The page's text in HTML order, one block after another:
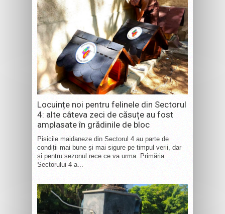
Locuințe noi pentru felinele din Sectorul
4: alte câteva zeci de căsuțe au fost
amplasate în grădinile de bloc
Pisicile maidaneze din Sectorul 4 au parte de
condiții mai bune și mai sigure pe timpul verii, dar
și pentru sezonul rece ce va urma. Primăria
Sectorului 4 a...